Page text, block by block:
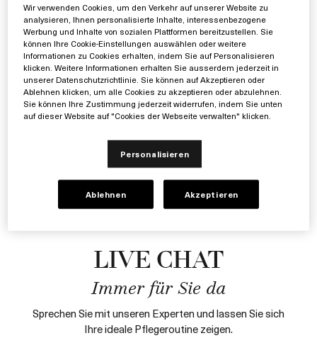
LIVE CHAT
Immer für Sie da
Sprechen Sie mit unseren Experten und lassen Sie sich
Ihre ideale Pflegeroutine zeigen.
Wir verwenden Cookies, um den Verkehr auf unserer Website zu
analysieren, Ihnen personalisierte Inhalte, interessenbezogene
Werbung und Inhalte von sozialen Plattformen bereitzustellen. Sie
können Ihre Cookie-Einstellungen auswählen oder weitere
Informationen zu Cookies erhalten, indem Sie auf Personalisieren
klicken. Weitere Informationen erhalten Sie ausserdem jederzeit in
unserer Datenschutzrichtlinie. Sie können auf Akzeptieren oder
Ablehnen klicken, um alle Cookies zu akzeptieren oder abzulehnen.
Sie können Ihre Zustimmung jederzeit widerrufen, indem Sie unten
auf dieser Website auf "Cookies der Webseite verwalten" klicken.
Personalisieren
Ablehnen Akzeptieren